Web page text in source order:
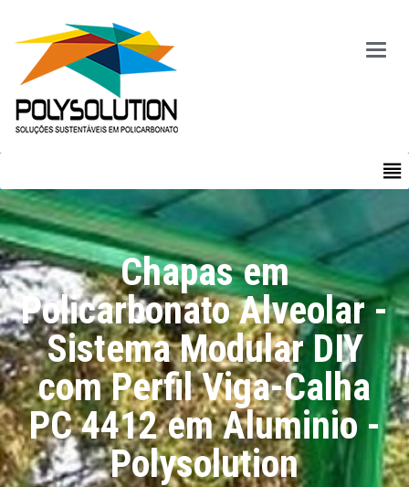
Main
Chapas em
Policarbonato Alveolar -
Sistema Modular DIY
com Perfil Viga-Calha
PC 4412 em Aluminio -
Polysolution